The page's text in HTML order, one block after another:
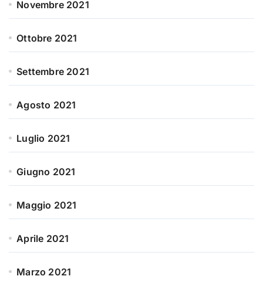
Novembre 2021
Ottobre 2021
Settembre 2021
Agosto 2021
Luglio 2021
Giugno 2021
Maggio 2021
Aprile 2021
Marzo 2021